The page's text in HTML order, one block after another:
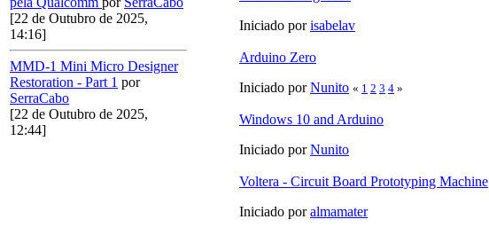
[22 de Outubro de 2025,
14:16]
MMD-1 Mini Micro Designer
Restoration - Part 1 por
SerraCabo
[22 de Outubro de 2025,
12:44]
Iniciado porisabelav
Arduino Zero
Iniciado porNunito « 1 2 3 4 »
Windows 10 and Arduino
Iniciado porNunito
Voltera - Circuit Board Prototyping Machine
Iniciado poralmamater